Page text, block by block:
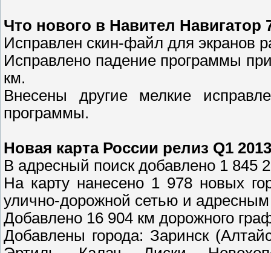
Что нового в Навител Навигатор
Исправлен скин-файл для экранов
Исправлено падение программы
км.
Внесены другие мелкие
программы.
Новая карта России релиз Q1
В адресный поиск добавлено 1 845
На карту нанесено 1 978 новых
улично-дорожной сетью и
Добавлено 16 904 км дорожного
Добавлены города: Заринск